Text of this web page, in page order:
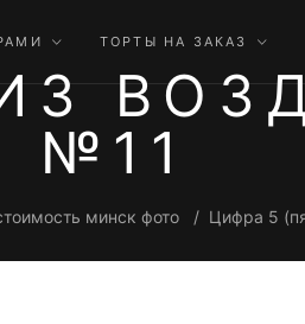
ТОРТЫ НА ЗАКАЗ
№11
минск фото Цифра 5